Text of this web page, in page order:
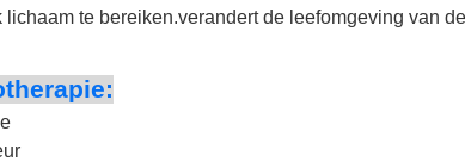
te bereiken.verandert de leefomgeving van de